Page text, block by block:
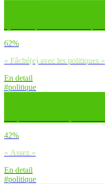
62%
« Fâché(e) avec les politiques »
En detail
#politique
42%
« Assez »
En detail
#politique